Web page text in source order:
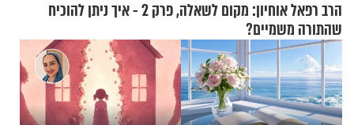
הרב רפאל אוחיון: מקום לשאלה, פרק 2 - איך ניתן להוכיח
שהתורה משמיים?